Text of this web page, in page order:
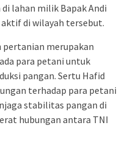
lahan milik Bapak Andi
di wilayah tersebut.
pertanian merupakan
para petani untuk
pangan. Sertu Hafid
terhadap para petani
stabilitas pangan di
hubungan antara TNI